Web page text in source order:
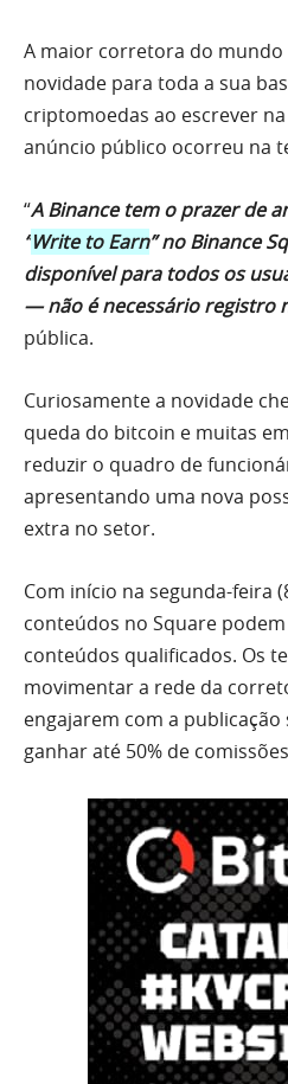
A maior corretora do mundo
novidade para toda a sua
criptomoedas ao escrever
anúncio público ocorreu na
“A Binance tem o prazer de
“Write to Earn” no Binance
disponível para todos os
— não é necessário registro
pública.
Curiosamente a novidade
queda do bitcoin e muitas
reduzir o quadro de
apresentando uma nova
extra no setor.
Com início na segunda-feira
conteúdos no Square
conteúdos qualificados. Os
movimentar a rede da
engajarem com a
ganhar até 50% de